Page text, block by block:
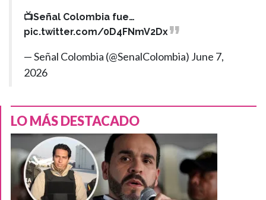
📺Señal Colombia fue…
pic.twitter.com/0D4FNmV2Dx
— Señal Colombia (@SenalColombia) June 7,
2026
LO MÁS DESTACADO